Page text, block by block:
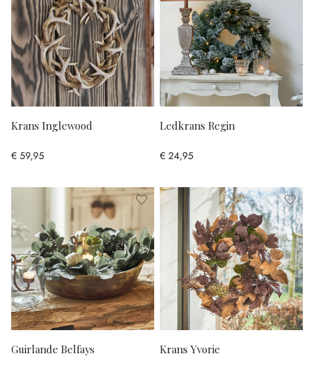
Krans Inglewood
€ 59,95
Ledkrans Regin
€ 24,95
Guirlande Belfays Krans Yvorie